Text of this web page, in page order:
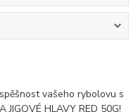
vašeho rybolovu s
JIGOVÉ HLAVY RED 50G!